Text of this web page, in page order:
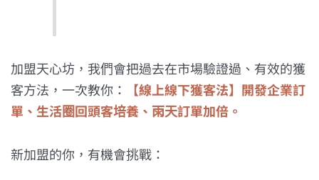
加盟天心坊，我們會把過去在市場驗證過、有效的獲
客方法，一次教你：
【線上線下獲客法】開發企業訂
單、生活圈回頭客培養、雨天訂單加倍 。
新加盟的你，有機會挑戰：